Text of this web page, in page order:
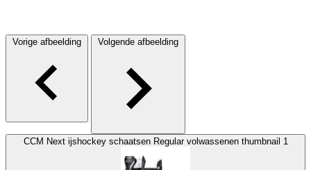
Vorige afbeelding Volgende afbeelding
CCM Next ijshockey schaatsen Regular volwassenen thumbnail 1